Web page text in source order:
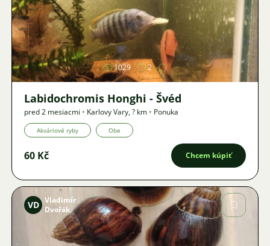
Obrázok
1029 2
Labidochromis Honghi - Švéd
pred 2 mesiacmi • Karlovy Vary,? km • Ponuka
Akváriové ryby Obe
60 Kč Chcem kúpiť
VD Vladimír
Dvořák